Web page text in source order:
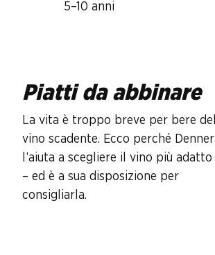
5–10 anni
Piatti da abbinare
La vita è troppo breve per bere del
vino scadente. Ecco perché Denner
l’aiuta a scegliere il vino più adatto
– ed è a sua disposizione per
consigliarla.